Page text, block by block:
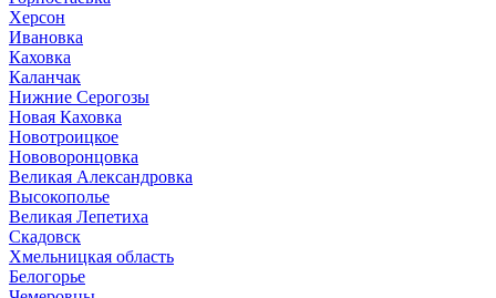
Херсон
Ивановка
Каховка
Каланчак
Нижние Серогозы
Новая Каховка
Новотроицкое
Нововоронцовка
Великая Александровка
Высокополье
Великая Лепетиха
Скадовск
Хмельницкая область
Белогорье